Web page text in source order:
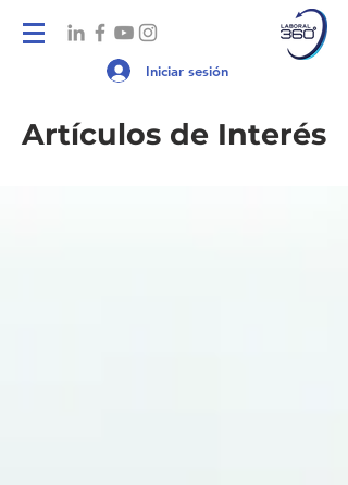
Iniciar sesión
Artículos de Interés